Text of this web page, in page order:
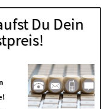
Du Dein